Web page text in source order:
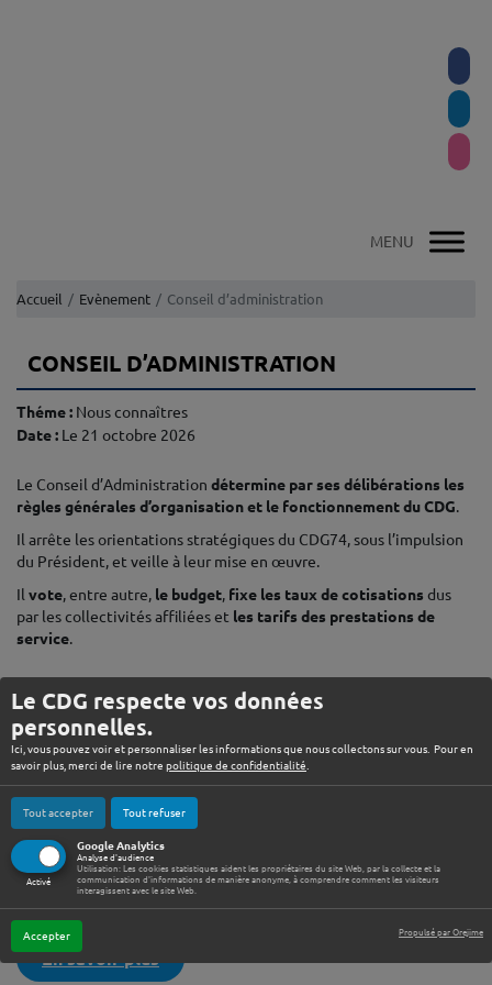
Le CDG respecte vos données
personnelles.
Ici, vous pouvez voir et personnaliser les informations que nous collectons sur vous. Pour en
savoir plus, merci de lire notre politique de confidentialité
Tout accepter Tout refuser
Google Analytics
Activé
Analyse d'audience
Utilisation: Les cookies statistiques aident les propriétaires du site Web, par la collecte et la
communication d'informations de manière anonyme, à comprendre comment les visiteurs
interagissent avec le site Web.
Accepter Propulsé par Orejime
Accueil Evènement Conseil d’administration
CONSEIL D’ADMINISTRATION
Théme : Nous connaîtres
Date : Le 21 octobre 2026
Le Conseil d’Administration détermine par ses délibérations les
règles générales d’organisation et le fonctionnement du CDG.
Il arrête les orientations stratégiques du CDG74, sous l’impulsion
du Président, et veille à leur mise en œuvre.
Il vote, entre autre, le budget, fixe les taux de cotisations dus
par les collectivités affiliées et les tarifs des prestations de
service.
♦
En savoir plus